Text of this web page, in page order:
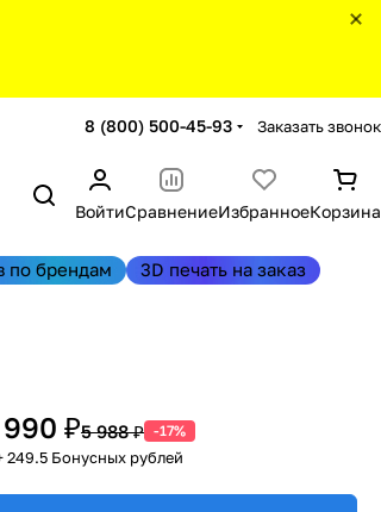
8 (800) 500-45-93 Заказать звонок
ВойтиСравнениеИзбранноеКорзина
по брендам 3D печать на заказ
₽5 988 ₽ -17%
249.5 Бонусных рублей